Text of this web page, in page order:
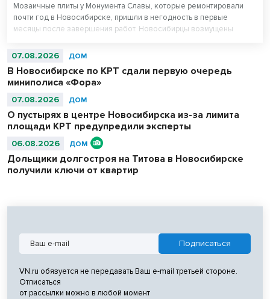
Мозаичные плиты у Монумента Славы, которые ремонтировали
почти год в Новосибирске, пришли в негодность в первые
месяцы после завершения работ. Новосибирцы возмущены
07.08.2026 ДОМ
В Новосибирске по КРТ сдали первую очередь
миниполиса «Фора»
07.08.2026 ДОМ
О пустырях в центре Новосибирска из-за лимита
площади КРТ предупредили эксперты
06.08.2026 ДОМ
Дольщики долгостроя на Титова в Новосибирске
получили ключи от квартир
VN.ru обязуется не передавать Ваш e-mail третьей стороне.
Отписаться
от рассылки можно в любой момент